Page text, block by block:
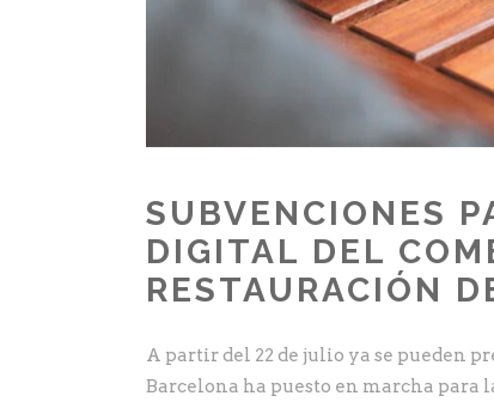
SUBVENCIONES
DIGITAL DEL
RESTAURACIÓN
A partir del 22 de julio ya se pueden
Barcelona ha puesto en marcha